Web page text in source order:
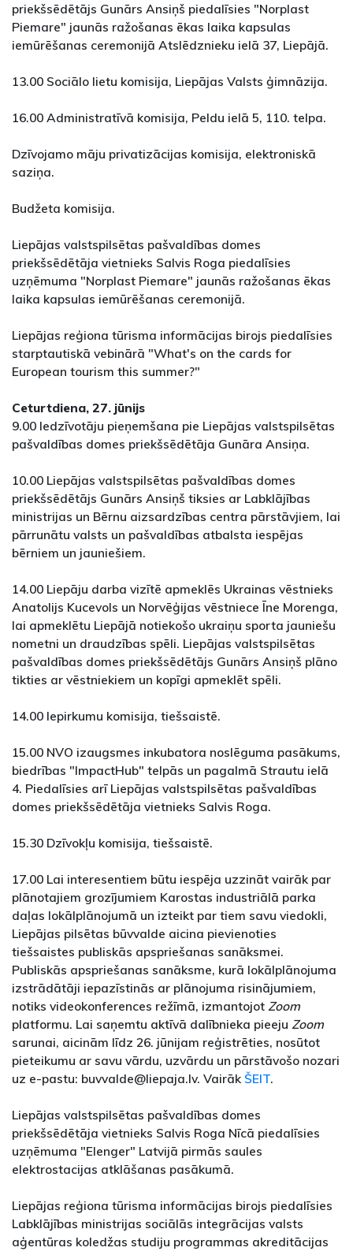
priekšsēdētājs Gunārs Ansiņš piedalīsies "Norplast
Piemare" jaunās ražošanas ēkas laika kapsulas
iemūrēšanas ceremonijā Atslēdznieku ielā 37, Liepājā.
13.00 Sociālo lietu komisija, Liepājas Valsts ģimnāzija.
16.00 Administratīvā komisija, Peldu ielā 5, 110. telpa.
Dzīvojamo māju privatizācijas komisija, elektroniskā
saziņa.
Budžeta komisija.
Liepājas valstspilsētas pašvaldības domes
priekšsēdētāja vietnieks Salvis Roga piedalīsies
uzņēmuma "Norplast Piemare" jaunās ražošanas ēkas
laika kapsulas iemūrēšanas ceremonijā.
Liepājas reģiona tūrisma informācijas birojs piedalīsies
starptautiskā vebinārā "What's on the cards for
European tourism this summer?"
Ceturtdiena, 27. jūnijs
9.00 Iedzīvotāju pieņemšana pie Liepājas valstspilsētas
pašvaldības domes priekšsēdētāja Gunāra Ansiņa.
10.00 Liepājas valstspilsētas pašvaldības domes
priekšsēdētājs Gunārs Ansiņš tiksies ar Labklājības
ministrijas un Bērnu aizsardzības centra pārstāvjiem, lai
pārrunātu valsts un pašvaldības atbalsta iespējas
bērniem un jauniešiem.
14.00 Liepāju darba vizītē apmeklēs Ukrainas vēstnieks
Anatolijs Kucevols un Norvēģijas vēstniece Īne Morenga,
lai apmeklētu Liepājā notiekošo ukraiņu sporta jauniešu
nometni un draudzības spēli. Liepājas valstspilsētas
pašvaldības domes priekšsēdētājs Gunārs Ansiņš plāno
tikties ar vēstniekiem un kopīgi apmeklēt spēli.
14.00 Iepirkumu komisija, tiešsaistē.
15.00 NVO izaugsmes inkubatora noslēguma pasākums,
biedrības "ImpactHub" telpās un pagalmā Strautu ielā
4. Piedalīsies arī Liepājas valstspilsētas pašvaldības
domes priekšsēdētāja vietnieks Salvis Roga.
15.30 Dzīvokļu komisija, tiešsaistē.
17.00 Lai interesentiem būtu iespēja uzzināt vairāk par
plānotajiem grozījumiem Karostas industriālā parka
daļas lokālplānojumā un izteikt par tiem savu viedokli,
Liepājas pilsētas būvvalde aicina pievienoties
tiešsaistes publiskās apspriešanas sanāksmei.
Publiskās apspriešanas sanāksme, kurā lokālplānojuma
izstrādātāji iepazīstinās ar plānojuma risinājumiem,
notiks videokonferences režīmā, izmantojot Zoom
platformu. Lai saņemtu aktīvā dalībnieka pieeju Zoom
sarunai, aicinām līdz 26. jūnijam reģistrēties, nosūtot
pieteikumu ar savu vārdu, uzvārdu un pārstāvošo nozari
uz e-pastu: buvvalde@liepaja.lv. Vairāk ŠEIT.
Liepājas valstspilsētas pašvaldības domes
priekšsēdētāja vietnieks Salvis Roga Nīcā piedalīsies
uzņēmuma "Elenger" Latvijā pirmās saules
elektrostacijas atklāšanas pasākumā.
Liepājas reģiona tūrisma informācijas birojs piedalīsies
Labklājības ministrijas sociālās integrācijas valsts
aģentūras koledžas studiju programmas akreditācijas